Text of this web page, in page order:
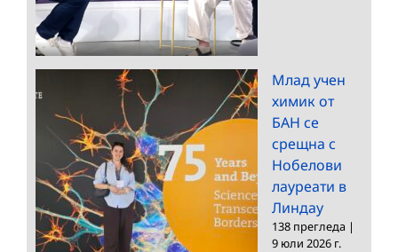
Млад учен
химик от
БАН се
срещна с
Нобелови
лауреати в
Линдау
138 прегледа |
9 юли 2026 г.